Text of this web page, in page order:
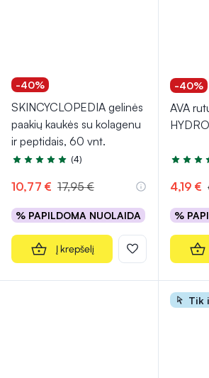
-40%
SKINCYCLOPEDIA gelinės
paakių kaukės su kolagenu
ir peptidais, 60 vnt.
Įvertinimas 4.8 iš 5
(4)
10,77 € 17,95 €
% PAPILDOMA NUOLAIDA
Į krepšelį
-40%
AVA
4,19 €
%
Tik